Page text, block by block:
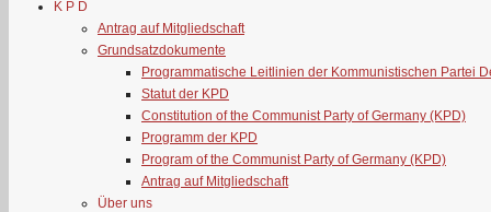
K P D
Antrag auf Mitgliedschaft
Grundsatzdokumente
Programmatische Leitlinien der Kommunistischen Partei
Statut der KPD
Constitution of the Communist Party of Germany (KPD)
Programm der KPD
Program of the Communist Party of Germany (KPD)
Antrag auf Mitgliedschaft
Über uns